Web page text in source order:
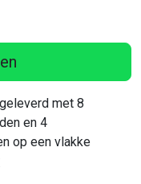
met 8
en 4
op een vlakke